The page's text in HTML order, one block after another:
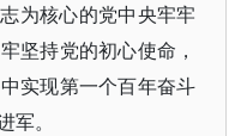
为核心的党中央牢牢
坚持党的初心使命，
实现第一个百年奋斗
。